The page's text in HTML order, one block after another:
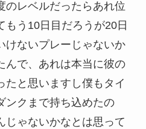
のレベルだったらあれ位
もう10日目だろうが20日
けないプレーじゃないか
んで、あれは本当に彼の
たと思いますし僕もタイ
ンクまで持ち込めたの
じゃないかなとは思って